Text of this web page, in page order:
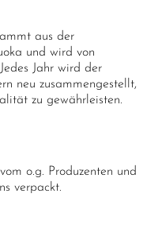
aus der
und wird von
Jahr wird der
neu zusammengestellt,
zu gewährleisten.
o.g. Produzenten und
verpackt.